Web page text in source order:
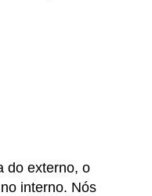
do externo, o
interno. Nós